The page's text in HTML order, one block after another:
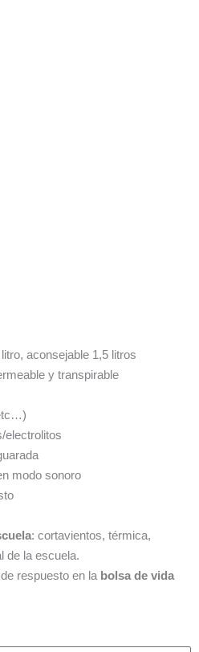
aconsejable 1,5 litros
y transpirable
electrolitos
modo sonoro
: cortavientos, térmica,
de la escuela.
respuesto en la bolsa de vida